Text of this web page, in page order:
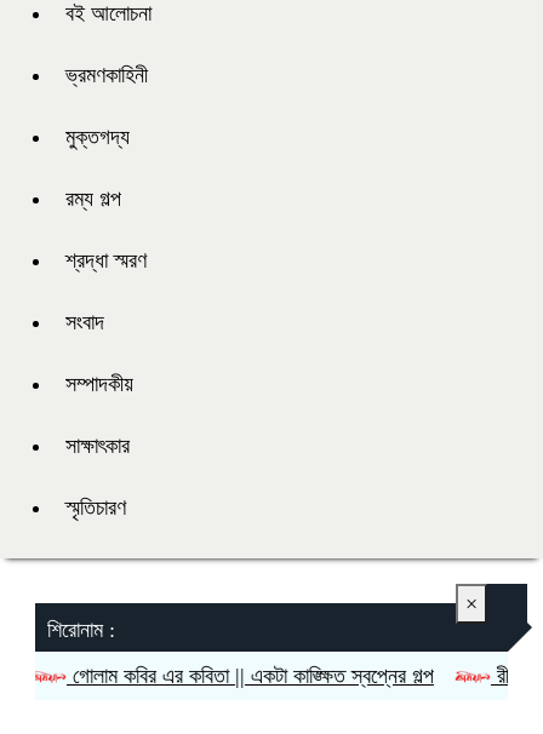
বই আলোচনা
ভ্রমণকাহিনী
মুক্তগদ্য
রম্য গল্প
শ্রদ্ধা স্মরণ
সংবাদ
সম্পাদকীয়
সাক্ষাৎকার
স্মৃতিচারণ
শিরোনাম :
|| একটা কাঙ্ক্ষিত স্বপ্নের গল্প
রীতি চাকমা’র কবিতা || আদিম
×